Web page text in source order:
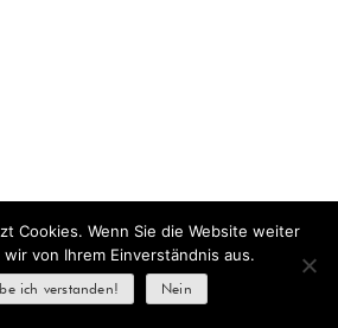
Cookies. Wenn Sie die Website weiter
von Ihrem Einverständnis aus.
ich verstanden! Nein